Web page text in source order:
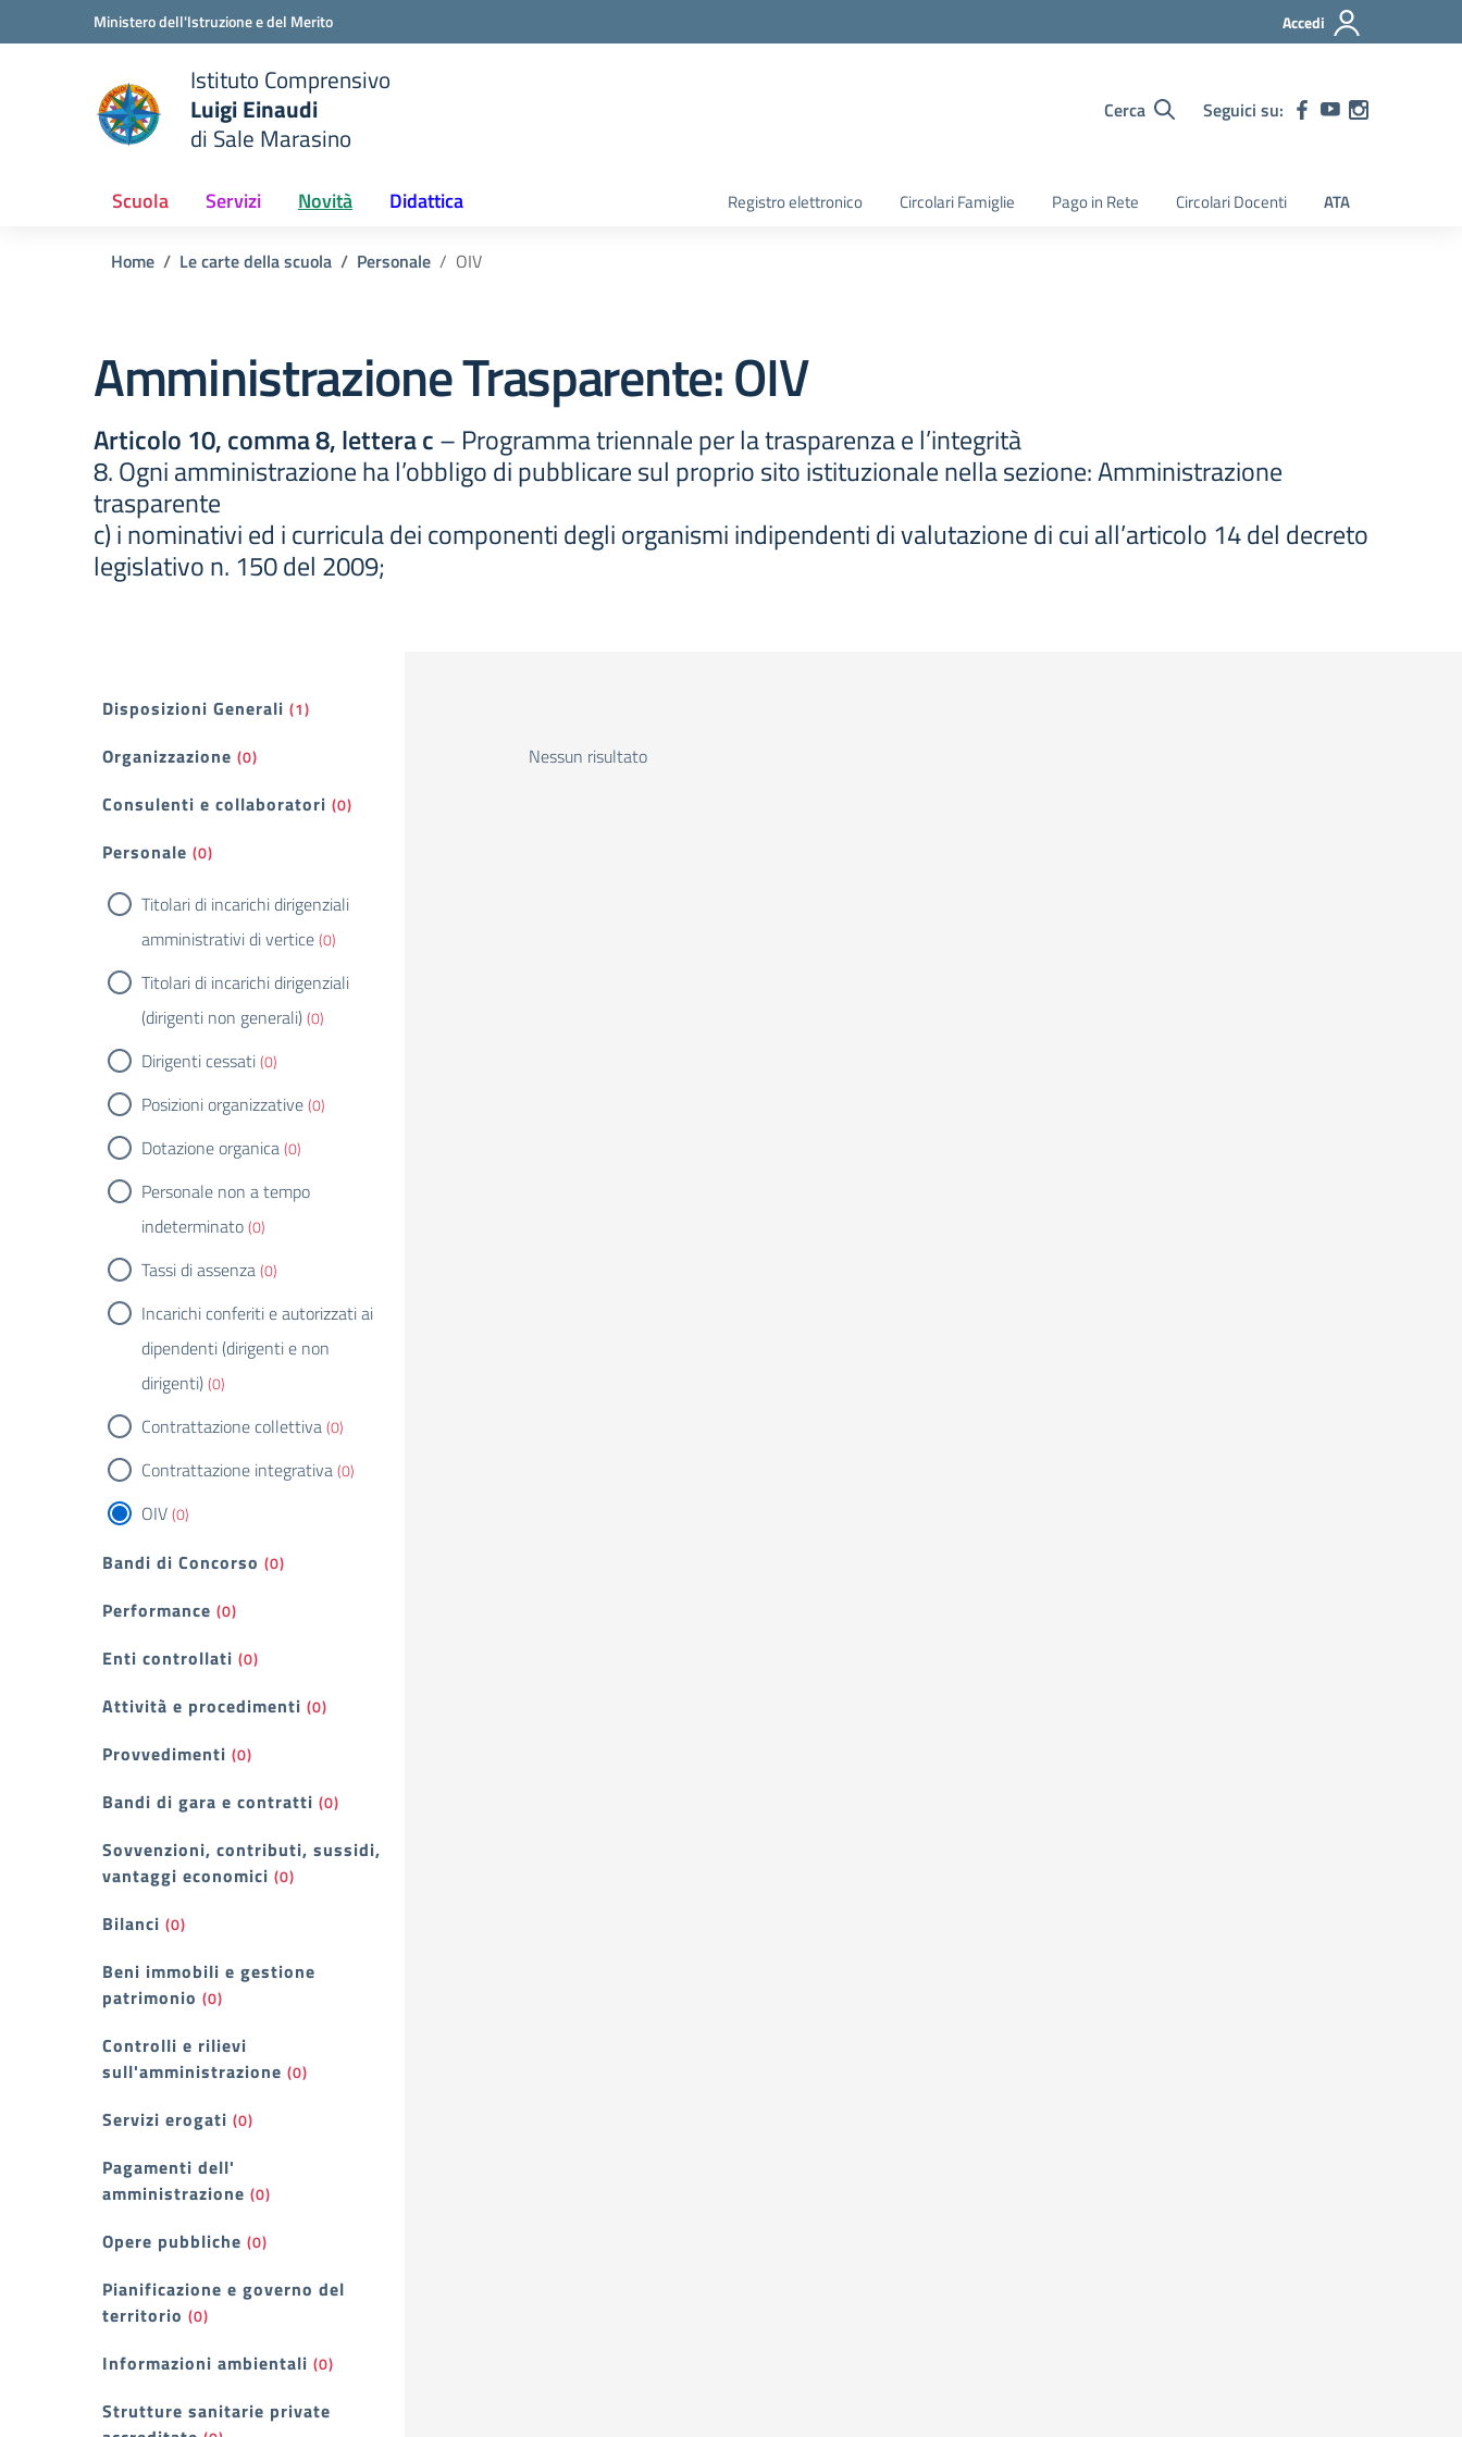
Vai ai contenuti
Vai al menu di navigazioneMinistero dell'Istruzione e del Merito Accedi
scuola
Istituto Comprensivo
Luigi Einaudi
di Sale Marasino
Cerca Seguici su:
Scuola Servizi Novità Didattica Registro elettronico Circolari Famiglie Pago in Rete Circolari Docenti ATA
Home Le carte della scuola Personale OIV
Amministrazione Trasparente:OIV
Articolo 10, comma 8, lettera c– Programma triennale per la trasparenza e l’integrità
8. Ogni amministrazione ha l’obbligo di pubblicare sul proprio sito istituzionale nella sezione: Amministrazione
trasparente
c) i nominativi ed i curricula dei componenti degli organismi indipendenti di valutazione di cui all’articolo 14 del decreto
legislativo n. 150 del 2009;
Filtri
Disposizioni Generali (1)
Organizzazione (0)
Consulenti e collaboratori (0)
Personale (0)
Titolari di incarichi dirigenziali
amministrativi di vertice(0)
Titolari di incarichi dirigenziali
(dirigenti non generali)(0)
Dirigenti cessati(0)
Posizioni organizzative(0)
Dotazione organica(0)
Personale non a tempo
indeterminato(0)
Tassi di assenza(0)
Incarichi conferiti e autorizzati ai
dipendenti (dirigenti e non
dirigenti)(0)
Contrattazione collettiva(0)
Contrattazione integrativa(0)
OIV(0)
Bandi di Concorso (0)
Performance (0)
Enti controllati (0)
Attività e procedimenti (0)
Provvedimenti (0)
Bandi di gara e contratti (0)
Sovvenzioni, contributi, sussidi,
vantaggi economici (0)
Bilanci (0)
Beni immobili e gestione
patrimonio (0)
Controlli e rilievi
sull'amministrazione (0)
Servizi erogati (0)
Pagamenti dell'
amministrazione (0)
Opere pubbliche (0)
Pianificazione e governo del
territorio (0)
Informazioni ambientali (0)
Strutture sanitarie private
Nessun risultato